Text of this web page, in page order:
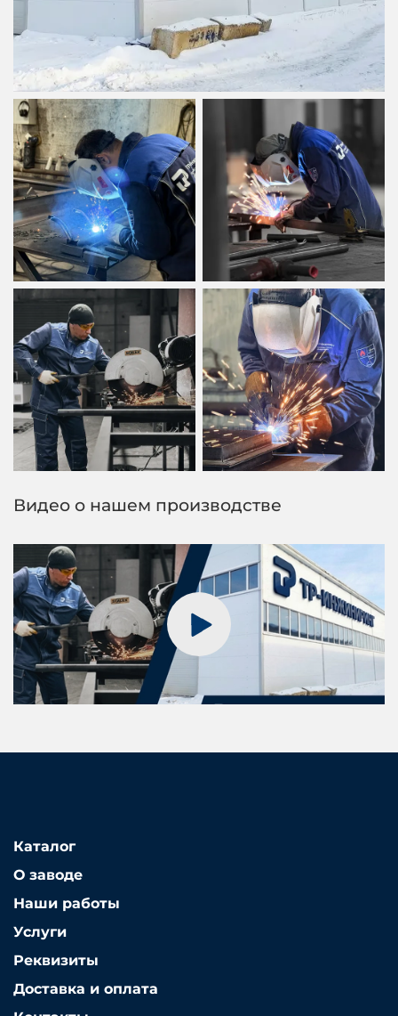
Видео о нашем производстве
Каталог
О заводе
Наши работы
Услуги
Реквизиты
Доставка и оплата